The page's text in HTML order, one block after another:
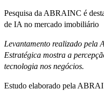
Pesquisa da ABRAINC é
de IA no mercado imobiliário
Levantamento realizado
Estratégica mostra a
tecnologia nos negócios.
Estudo elaborado pela ABRAI